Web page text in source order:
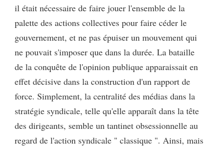
il était nécessaire de faire jouer l'ensemble de la
palette des actions collectives pour faire céder le
gouvernement, et ne pas épuiser un mouvement qui
ne pouvait s'imposer que dans la durée. La bataille
de la conquête de l'opinion publique apparaissait en
effet décisive dans la construction d'un rapport de
force. Simplement, la centralité des médias dans la
stratégie syndicale, telle qu'elle apparaît dans la tête
des dirigeants, semble un tantinet obsessionnelle au
regard de l'action syndicale " classique ". Ainsi, mais